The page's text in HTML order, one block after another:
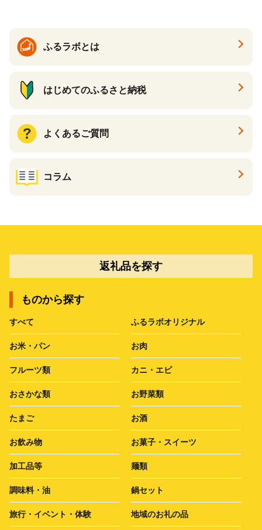
ふるラボとは
はじめてのふるさと納税
よくあるご質問
コラム
返礼品を探す
ものから探す
すべて ふるラボオリジナル
お米・パン お肉
フルーツ類 カニ・エビ
おさかな類 お野菜類
たまご お酒
お飲み物 お菓子・スイーツ
加工品等 麺類
調味料・油 鍋セット
旅行・イベント・体験 地域のお礼の品